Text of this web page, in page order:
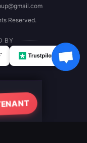
Reserved.
BY